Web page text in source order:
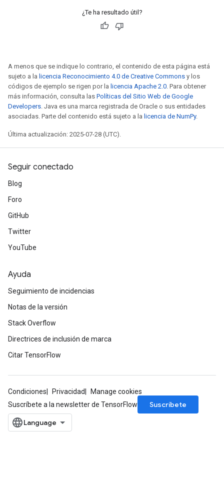
¿Te ha resultado útil?
A menos que se indique lo contrario, el contenido de esta página está
sujeto a la licencia Reconocimiento 4.0 de Creative Commons y los
códigos de ejemplo se rigen por la licencia Apache 2.0. Para obtener
más información, consulta las Políticas del Sitio Web de Google
Developers. Java es una marca registrada de Oracle o sus entidades
asociadas. Parte del contenido está sujeto a la licencia de NumPy.
Última actualización: 2025-07-28 (UTC).
Seguir conectado
Blog
Foro
GitHub
Twitter
YouTube
Ayuda
Seguimiento de incidencias
Notas de la versión
Stack Overflow
Directrices de inclusión de marca
Citar TensorFlow
Condiciones Privacidad
Manage cookies
Suscríbete a la newsletter de TensorFlow
Suscríbete